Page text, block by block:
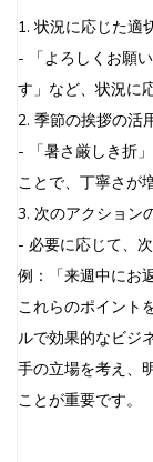
1. 状況に応じた適
- 「よろしくお願
す」など、状況に
2. 季節の挨拶の活
- 「暑さ厳しき折
ことで、丁寧さが
3. 次のアクション
- 必要に応じて、
例：「来週中にお
これらのポイント
ルで効果的なビジ
手の立場を考え、
ことが重要です。